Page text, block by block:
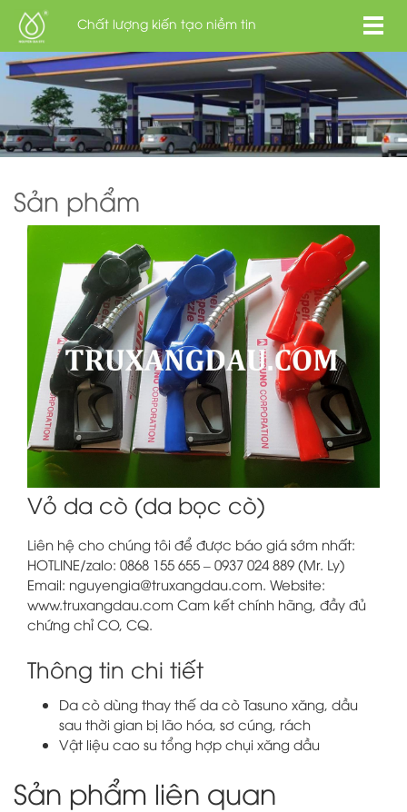
Chất lượng kiến tạo niềm tin
Sản phẩm
Vỏ da cò (da bọc cò)
Liên hệ cho chúng tôi để được báo giá sớm nhất:
HOTLINE/zalo: 0868 155 655 – 0937 024 889 (Mr. Ly)
Email: nguyengia@truxangdau.com. Website:
www.truxangdau.com Cam kết chính hãng, đầy đủ
chứng chỉ CO, CQ.
Thông tin chi tiết
Da cò dùng thay thế da cò Tasuno xăng, dầu
sau thời gian bị lão hóa, sơ cúng, rách
Vật liệu cao su tổng hợp chụi xăng dầu
Sản phẩm liên quan